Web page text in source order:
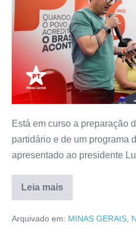
Está em curso a preparação
partidário e de um programa
apresentado ao presidente
Leia mais
Arquivado em: MINAS GERAIS